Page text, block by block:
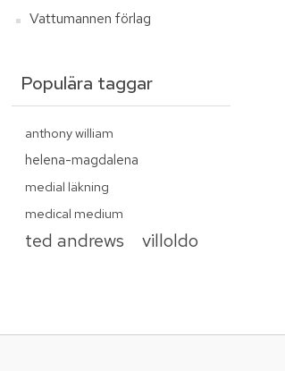
Vattumannen förlag
Populära taggar
anthony william
helena-magdalena
medial läkning
medical medium
ted andrews villoldo